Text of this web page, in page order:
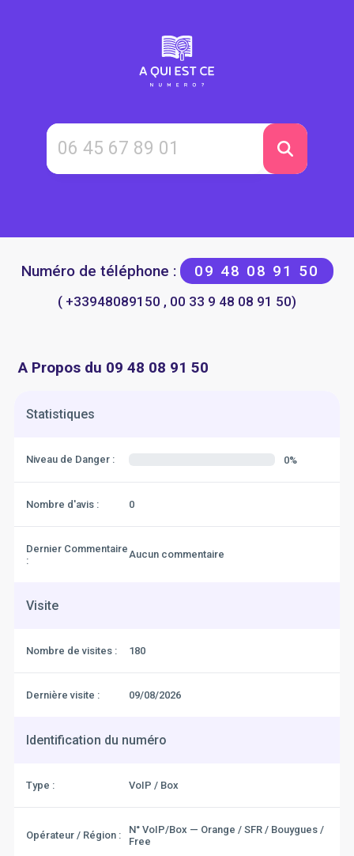
Numéro de téléphone : 09 48 08 91 50
( +33948089150 , 00 33 9 48 08 91 50)
A Propos du 09 48 08 91 50
Statistiques
Niveau de Danger : 0%
Nombre d'avis : 0
Dernier Commentaire
:
Aucun commentaire
Visite
Nombre de visites : 180
Dernière visite : 09/08/2026
Identification du numéro
Type : VoIP / Box
Opérateur / Région :
N° VoIP/Box — Orange / SFR / Bouygues /
Free